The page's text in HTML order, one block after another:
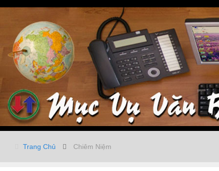
Trang Chủ Chiêm Niệm